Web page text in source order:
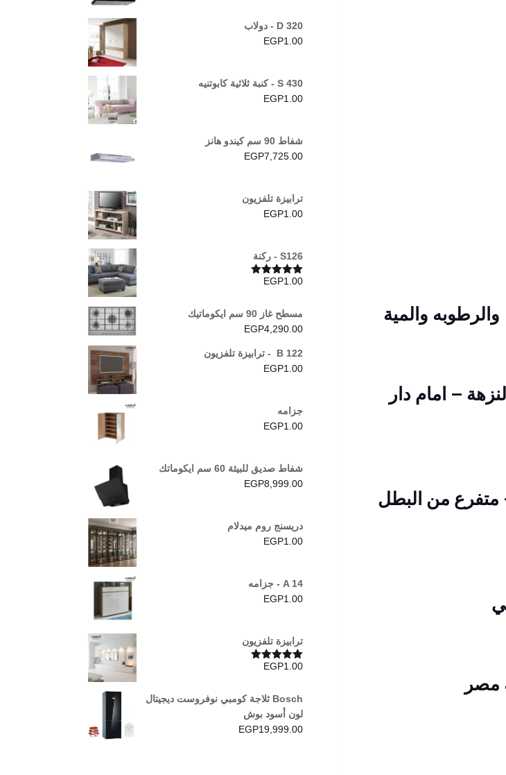
والمية
النزهة – امام دار
لطفى – متفرع من البطل
مصر
EGP9,450.00.
D 320 - دولاب
EGP1.00
S 430 - كنبة ثلاثية كابوتنيه
EGP1.00
شفاط 90 سم كيندو هانز
EGP7,725.00
ترابيزة تلفزيون
EGP1.00
S126 - ركنة
تم التقييم
EGP1.00
مسطح غاز 90 سم ايكوماتيك
EGP4,290.00
B 122 - ترابيزة تلفزيون
EGP1.00
جزامه
EGP1.00
شفاط صديق للبيئة 60 سم ايكوماتك
EGP8,999.00
دريسنج روم ميدلام
EGP1.00
A 14 - جزامه
EGP1.00
ترابيزة تلفزيون
تم التقييم
EGP1.00
Bosch ثلاجة كومبي نوفروست ديجيتال
لون أسود بوش
EGP19,999.00